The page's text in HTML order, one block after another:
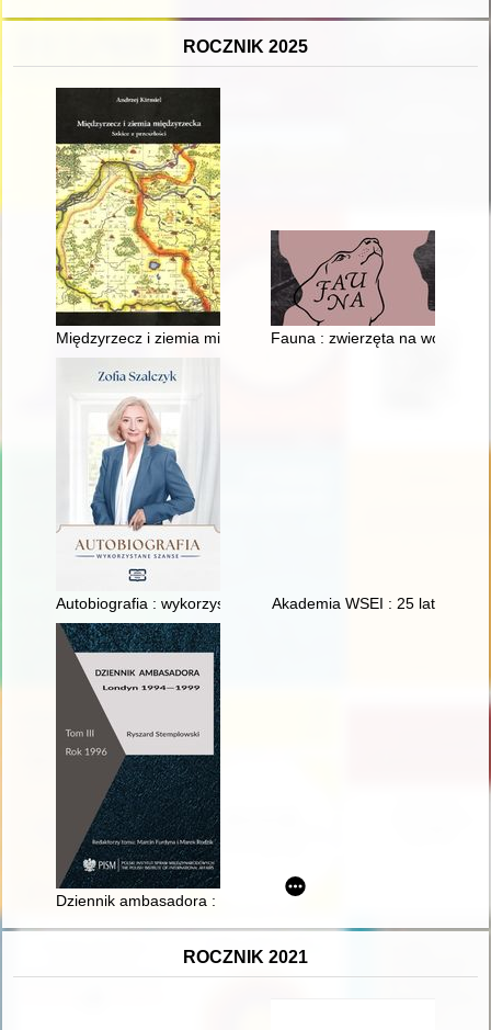
ROCZNIK 2025
Międzyrzecz i ziemia międzyrzecka : szkice z przeszłości
Fauna : zwierzęta na wojnie i
Autobiografia : wykorzystane szanseAkademia WSEI : 25 lat
Dziennik ambasadora : Londyn 1994-1999. T. 3,
ROCZNIK 2021